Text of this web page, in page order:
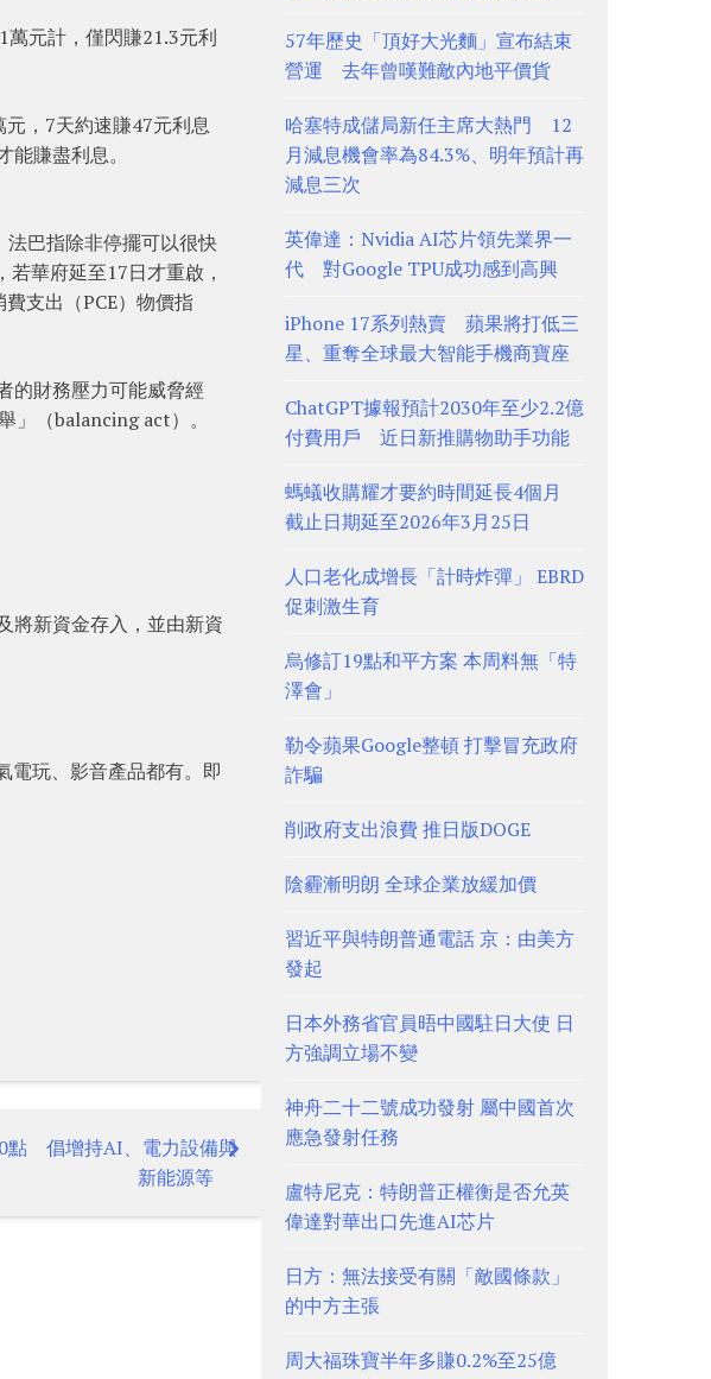
元計，僅閃賺21.3元利
，7天約速賺47元利息
賺盡利息。
巴指除非停擺可以很快
華府延至17日才重啟，
支出（PCE）物價指
的財務壓力可能威脅經
」（balancing act）。
將新資金存入，並由新資
電玩、影音產品都有。即
點 倡增持AI、電力設備與
新能源等
57年歷史「頂好大光麵」宣布結束
營運 去年曾嘆難敵內地平價貨
哈塞特成儲局新任主席大熱門 12
月減息機會率為84.3%、明年預計再
減息三次
英偉達：Nvidia AI芯片領先業界一
代 對Google TPU成功感到高興
iPhone 17系列熱賣 蘋果將打低三
星、重奪全球最大智能手機商寶座
ChatGPT據報預計2030年至少2.2億
付費用戶 近日新推購物助手功能
螞蟻收購耀才要約時間延長4個月
截止日期延至2026年3月25日
人口老化成增長「計時炸彈」 EBRD
促刺激生育
烏修訂19點和平方案 本周料無「特
澤會」
勒令蘋果Google整頓 打擊冒充政府
詐騙
削政府支出浪費 推日版DOGE
陰霾漸明朗 全球企業放緩加價
習近平與特朗普通電話 京：由美方
發起
日本外務省官員晤中國駐日大使 日
方強調立場不變
神舟二十二號成功發射 屬中國首次
應急發射任務
盧特尼克：特朗普正權衡是否允英
偉達對華出口先進AI芯片
日方：無法接受有關「敵國條款」
的中方主張
周大福珠寶半年多賺0.2%至25億